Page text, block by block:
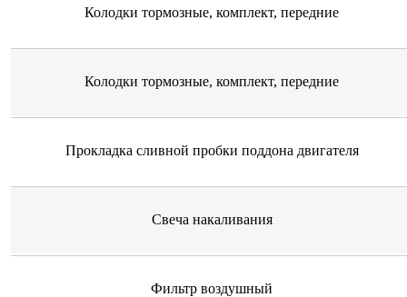
Колодки тормозные, комплект, передние
Колодки тормозные, комплект, передние
Прокладка сливной пробки поддона двигателя
Свеча накаливания
Фильтр воздушный